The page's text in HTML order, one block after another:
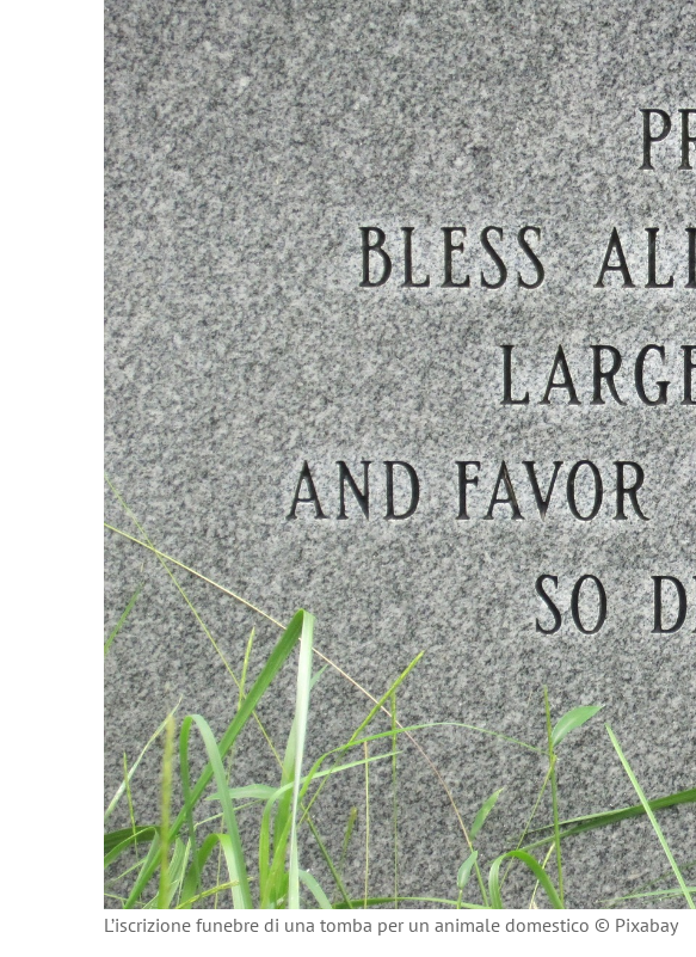
L’iscrizione funebre di una tomba per un animale domestico © Pixabay